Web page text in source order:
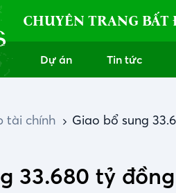
CHUYÊN TRANG BẤT
Dự án Tin tức
tài chính
Giao bổ sung
33.680 tỷ